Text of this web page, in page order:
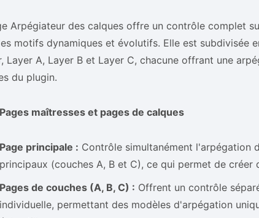
Arpégiateur des calques offre un contrôle complet
motifs dynamiques et évolutifs. Elle est subdivisée
Layer A, Layer B et Layer C, chacune offrant une
du plugin.
Pages maîtresses et pages de calques
Page principale : Contrôle simultanément l'arpégation
principaux (couches A, B et C), ce qui permet de créer
Pages de couches (A, B, C) : Offrent un contrôle
individuelle, permettant des modèles d'arpégation